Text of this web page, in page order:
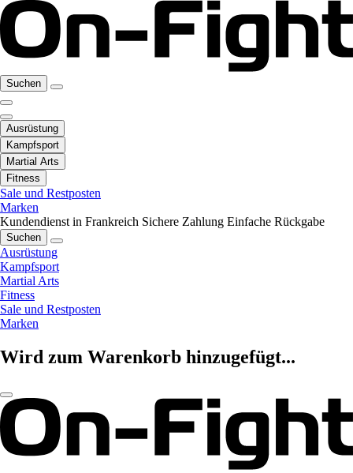
Suchen
Ausrüstung
Kampfsport
Martial Arts
Fitness
Sale und Restposten
Marken
Kundendienst in Frankreich Sichere Zahlung Einfache Rückgabe
Suchen
Ausrüstung
Kampfsport
Martial Arts
Fitness
Sale und Restposten
Marken
Wird zum Warenkorb hinzugefügt...